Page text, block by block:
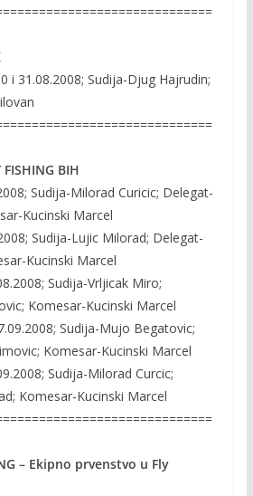
i 31.08.2008; Sudija-Djug Hajrudin;
FISHING BIH
Sudija-Milorad Curicic; Delegat-
Kucinski Marcel
Sudija-Lujic Milorad; Delegat-
Kucinski Marcel
Sudija-Vrljicak Miro;
Komesar-Kucinski Marcel
Sudija-Mujo Begatovic;
Komesar-Kucinski Marcel
Sudija-Milorad Curcic;
Komesar-Kucinski Marcel
– Ekipno prvenstvo u Fly